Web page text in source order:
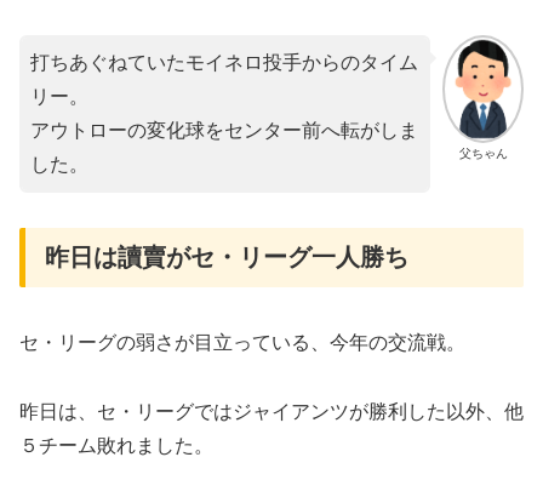
父ちゃん
打ちあぐねていたモイネロ投手からのタイム
リー。
アウトローの変化球をセンター前へ転がしま
した。
昨日は讀賣がセ・リーグ一人勝ち
セ・リーグの弱さが目立っている、今年の交流戦。
昨日は、セ・リーグではジャイアンツが勝利した以外、他
５チーム敗れました。